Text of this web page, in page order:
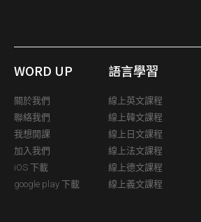
WORD UP
關於我們
聯絡我們
我想開課
加入我們
iOS 下載
google play 下載
語言學習
線上英文課程
線上韓文課程
線上日文課程
線上法文課程
線上德文課程
線上義文課程